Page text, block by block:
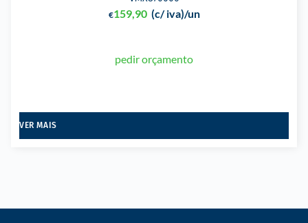
€159,90 (c/ iva)/un
pedir orçamento
VER MAIS